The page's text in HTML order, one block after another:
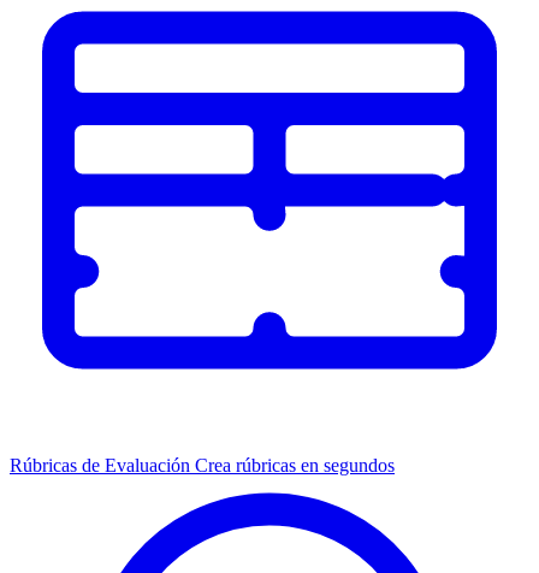
Rúbricas de Evaluación Crea rúbricas en segundos